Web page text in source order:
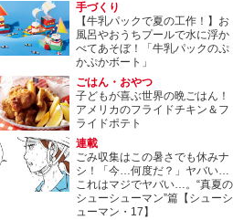
手づくり
【牛乳パックで夏の工作！】お
風呂やおうちプールで水に浮か
べてあそぼ！「牛乳パックのぷ
かぷかボート」
ごはん・おやつ
子どもが喜ぶ世界の晩ごはん！
アメリカのフライドチキン＆フ
ライドポテト
連載
ごみ収集はこの暑さでも休みナ
シ！「今…何度だ？」ヤバい…
これはマジでヤバい…。“真夏の
シューシューマン”篇【シューシ
ューマン・17】